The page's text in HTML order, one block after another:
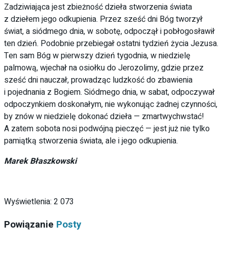
Zadziwiająca jest zbieżność dzieła stworzenia świata
z dziełem jego odkupienia. Przez sześć dni Bóg tworzył
świat, a siódmego dnia, w sobotę, odpoczął i pobłogosławił
ten dzień. Podobnie przebiegał ostatni tydzień życia Jezusa.
Ten sam Bóg w pierwszy dzień tygodnia, w niedzielę
palmową, wjechał na osiołku do Jerozolimy, gdzie przez
sześć dni nauczał, prowadząc ludzkość do zbawienia
i pojednania z Bogiem. Siódmego dnia, w sabat, odpoczywał
odpoczynkiem doskonałym, nie wykonując żadnej czynności,
by znów w niedzielę dokonać dzieła — zmartwychwstać!
A zatem sobota nosi podwójną pieczęć — jest już nie tylko
pamiątką stworzenia świata, ale i jego odkupienia.
Marek Błaszkowski
Wyświetlenia: 2 073
Powiązanie Posty